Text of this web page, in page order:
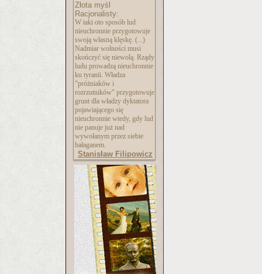
Złota myśl
Racjonalisty:
W taki oto sposób lud
nieuchronnie przygotowuje
swoją własną klęskę. (...)
Nadmiar wolności musi
skończyć się niewolą. Rządy
ludu prowadzą nieuchronnie
ku tyranii. Władza
"próżniaków i
rozrzutników" przygotowuje
grunt dla władzy dyktatora
pojawiającego się
nieuchronnie wtedy, gdy lud
nie panuje już nad
wywołanym przez siebie
bałaganem.
Stanisław Filipowicz